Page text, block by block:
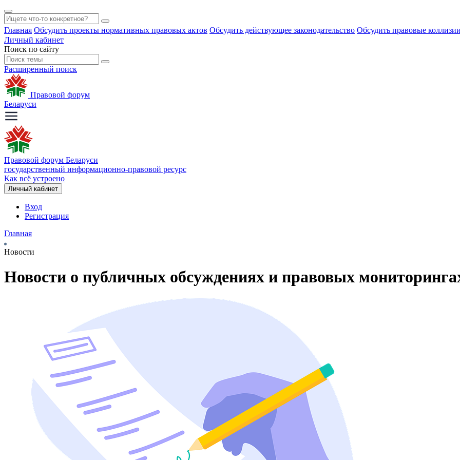
Главная Обсудить проекты нормативных правовых актов Обсудить действующее законодательство Обсудить правовые
Личный кабинет
Поиск по сайту
Расширенный поиск
Правовой форум
Беларуси
Правовой форум Беларуси
государственный информационно-правовой ресурс
Как всё устроено
Личный кабинет
Вход
Регистрация
Главная
Новости
Новости о публичных обсуждениях и правовых